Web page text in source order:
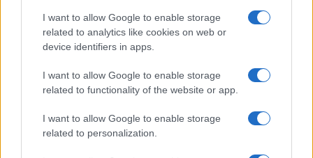
I want to allow Google to enable storage
related to analytics like cookies on web or
device identifiers in apps.
I want to allow Google to enable storage
related to functionality of the website or app.
I want to allow Google to enable storage
related to personalization.
In conclusione, il mio stile di vita non lo delego ai
chiacchierati e chiacchieroni membri del OMS o
del ISS. Vale l’immortale “Ofelè fa el to mesté. Il
mio mestiere di cittadino libero non lo delego a
un burocrate, a un virologo, o a un politico. Punto.